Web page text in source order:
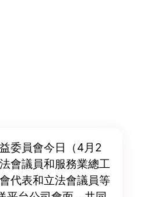
委員會今日（4月2
會議員和服務業總工
代表和立法會議員等